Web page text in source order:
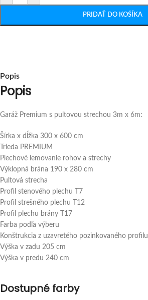
PRIDAŤ DO KOŠÍKA
Popis
Popis
Garáž Premium s pultovou strechou 3m x 6m:
Šírka x dĺžka 300 x 600 cm
Trieda PREMIUM
Plechové lemovanie rohov a strechy
Výklopná brána 190 x 280 cm
Pultová strecha
Profil stenového plechu T7
Profil strešného plechu T12
Profil plechu brány T17
Farba podľa výberu
Konštrukcia z uzavretého pozinkovaného profilu
Výška v zadu 205 cm
Výška v predu 240 cm
Dostupné farby